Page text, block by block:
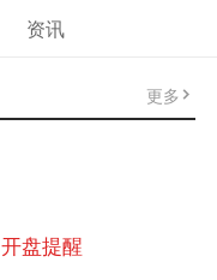
资讯
更多
开盘提醒